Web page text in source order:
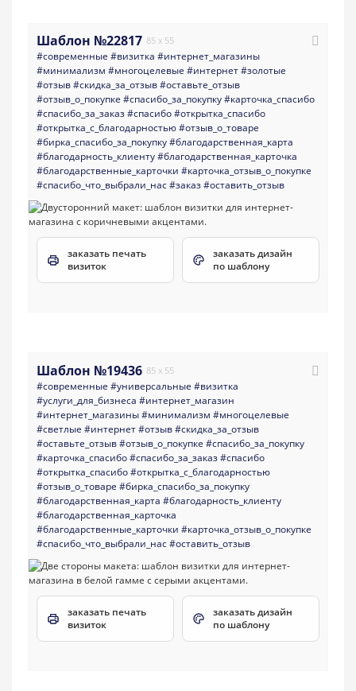
Шаблон №22817 85 x 55
#современные #визитка #интернет_магазины
#минимализм #многоцелевые #интернет#золотые
#отзыв#скидка_за_отзыв#оставьте_отзыв
#отзыв_о_покупке #спасибо_за_покупку#карточка_спасибо
#спасибо_за_заказ#спасибо#открытка_спасибо
#открытка_с_благодарностью#отзыв_о_товаре
#бирка_спасибо_за_покупку#благодарственная_карта
#благодарность_клиенту#благодарственная_карточка
#благодарственные_карточки #карточка_отзыв_о_покупке
#спасибо_что_выбрали_нас#заказ#оставить_отзыв
заказать печать
визиток
заказать дизайн
по шаблону
Шаблон №19436 85 x 55
#современные #универсальные #визитка
#услуги_для_бизнеса #интернет_магазин
#интернет_магазины#минимализм #многоцелевые
#светлые #интернет#отзыв#скидка_за_отзыв
#оставьте_отзыв#отзыв_о_покупке #спасибо_за_покупку
#карточка_спасибо#спасибо_за_заказ#спасибо
#открытка_спасибо#открытка_с_благодарностью
#отзыв_о_товаре #бирка_спасибо_за_покупку
#благодарственная_карта #благодарность_клиенту
#благодарственная_карточка
#благодарственные_карточки #карточка_отзыв_о_покупке
#спасибо_что_выбрали_нас#оставить_отзыв
заказать печать
визиток
заказать дизайн
по шаблону